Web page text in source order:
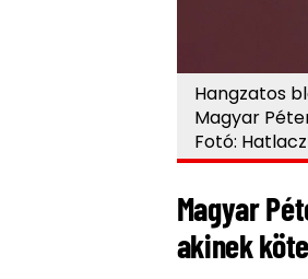
Hangzatos
Magyar
Fotó:
Magyar
akinek